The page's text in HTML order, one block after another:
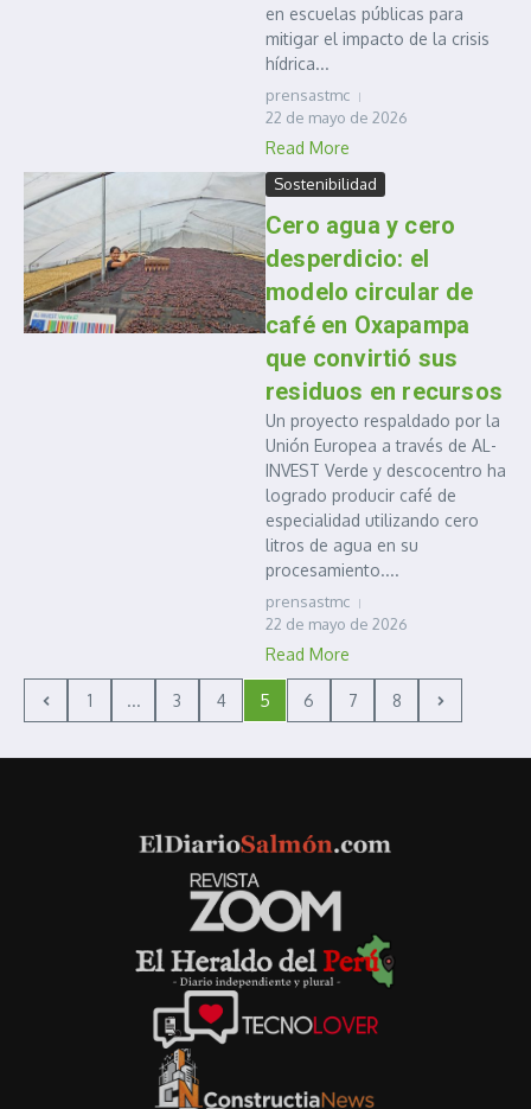
en escuelas públicas para
mitigar el impacto de la crisis
hídrica...
prensastmc
22 de mayo de 2026
Read More
Sostenibilidad
Cero agua y cero
desperdicio: el
modelo circular de
café en Oxapampa
que convirtió sus
residuos en recursos
Un proyecto respaldado por la
Unión Europea a través de AL-
INVEST Verde y descocentro ha
logrado producir café de
especialidad utilizando cero
litros de agua en su
procesamiento....
prensastmc
22 de mayo de 2026
Read More
1 ... 3 4 5 6 7 8